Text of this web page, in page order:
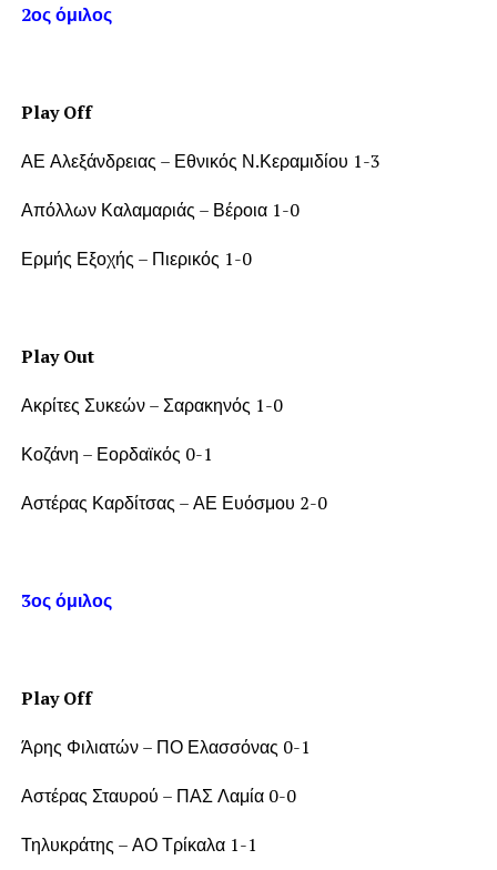
2ος όμιλος
Play Off
ΑΕ Αλεξάνδρειας – Εθνικός Ν.Κεραμιδίου 1-3
Απόλλων Καλαμαριάς – Βέροια 1-0
Ερμής Εξοχής – Πιερικός 1-0
Play Out
Ακρίτες Συκεών – Σαρακηνός 1-0
Κοζάνη – Εορδαϊκός 0-1
Αστέρας Καρδίτσας – ΑΕ Ευόσμου 2-0
3ος όμιλος
Play Off
Άρης Φιλιατών – ΠΟ Ελασσόνας 0-1
Αστέρας Σταυρού – ΠΑΣ Λαμία 0-0
Τηλυκράτης – ΑΟ Τρίκαλα 1-1